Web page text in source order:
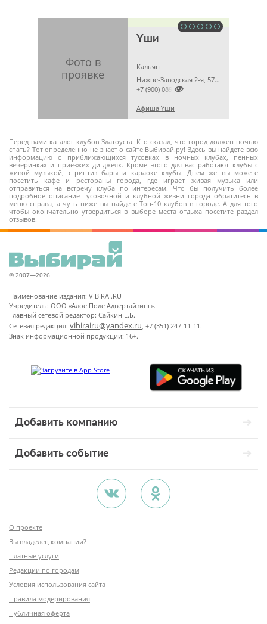
Перед вами каталог клубов Златоуста. Кто сказал, что город должен ночью
спать? Тот определенно не знает о сайте Выбирай.ру! Здесь вы найдете всю
информацию о приближающихся тусовках в ночных клубах, пенных
вечеринках и приезжих ди-джеях. Кроме этого для вас работают клубы с
живой музыкой, стриптиз бары и караоке клубы. Днем же вы можете
посетить кафе и рестораны города, где играет живая музыка или
отправиться на встречу клуба по интересам. Что бы получить более
подробное описание тусовочной и клубной жизни города обратитесь в
меню справа, а чуть ниже вы найдете Топ-10 клубов в городе. А для того
чтобы окончательно утвердиться в выборе места отдыха посетите раздел
отзывов.
Yши
Кальян
Нижне-Заводская 2-я, 57а 1 этаж

+7 (900) 0891887
Афиша Yши
© 2007—2026
Наименование издания: VIBIRAI.RU
Учредитель: ООО «Алое Поле Адвертайзинг».
Главный сетевой редактор: Сайкин Е.Б.
Сетевая редакция: vibirairu@yandex.ru, +7 (351) 247-11-11.
Знак информационной продукции: 16+.
Добавить компанию
Добавить событие
О проекте
Вы владелец компании?
Платные услуги
Редакции по городам
Условия использования сайта
Правила модерирования
Публичная оферта